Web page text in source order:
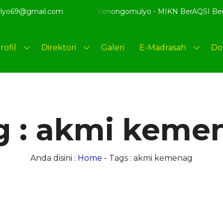
di website resmi MI Kenongomulyo - MIKN BerAQSI
Direktori Galeri E-Madrasah
: akmi
Anda disini : Home - Tags : akmi kemenag